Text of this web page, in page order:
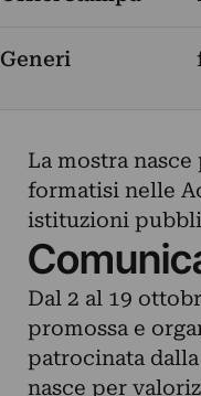
Generi
La mostra
formatisi nelle
istituzioni
Dal 2 al 19
promossa e
patrocinata
nasce per